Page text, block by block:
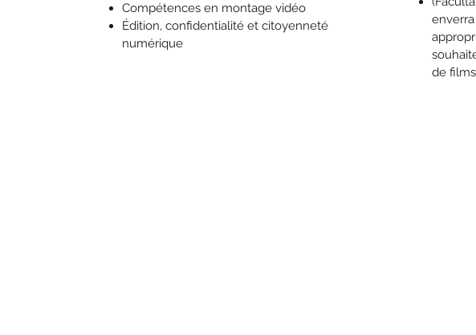
Compétences en montage vidéo
Édition, confidentialité et citoyenneté
numérique
de